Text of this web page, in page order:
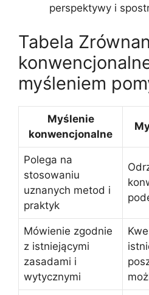
perspektywy i
Tabela
myśleniem
Myślenie
konwencjonalne
Polega na
stosowaniu
uznanych metod i
praktyk
Mówienie zgodnie
z istniejącymi
zasadami i
wytycznymi